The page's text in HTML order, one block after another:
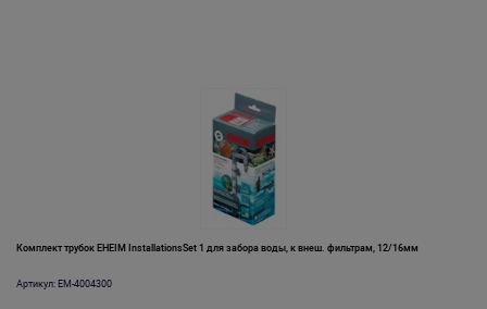
Комплект трубок EHEIM InstallationsSet 1 для забора воды, к внеш. фильтрам, 12/16мм
Артикул: EM-4004300